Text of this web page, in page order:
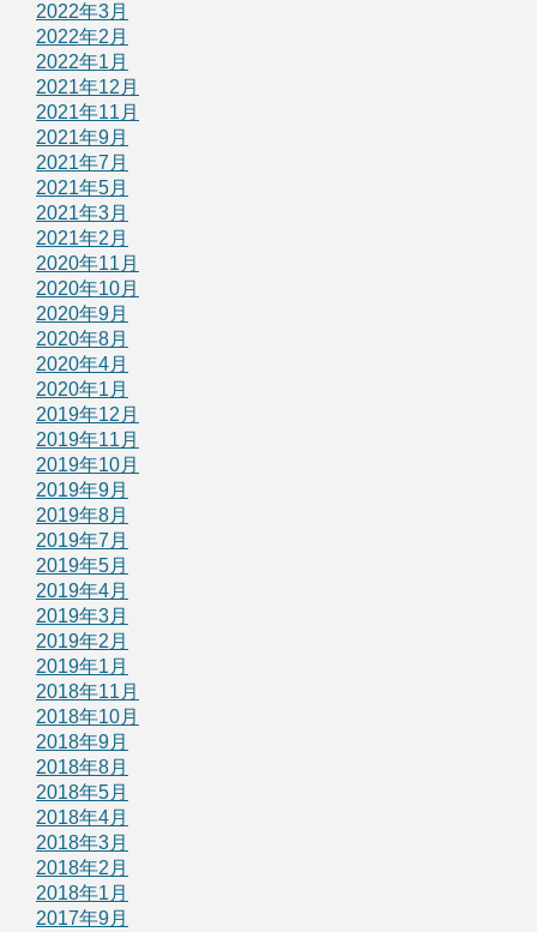
2022年3月
2022年2月
2022年1月
2021年12月
2021年11月
2021年9月
2021年7月
2021年5月
2021年3月
2021年2月
2020年11月
2020年10月
2020年9月
2020年8月
2020年4月
2020年1月
2019年12月
2019年11月
2019年10月
2019年9月
2019年8月
2019年7月
2019年5月
2019年4月
2019年3月
2019年2月
2019年1月
2018年11月
2018年10月
2018年9月
2018年8月
2018年5月
2018年4月
2018年3月
2018年2月
2018年1月
2017年9月